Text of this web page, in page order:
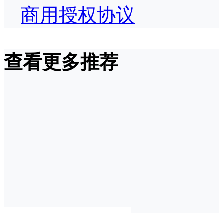
商用授权协议
查看更多推荐